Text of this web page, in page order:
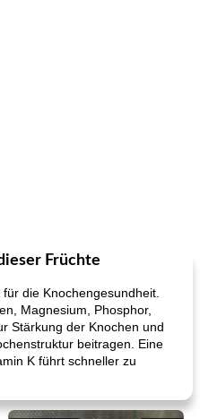
Früchte
die Knochengesundheit.
Magnesium, Phosphor,
Stärkung der Knochen und
beitragen. Eine
K führt schneller zu